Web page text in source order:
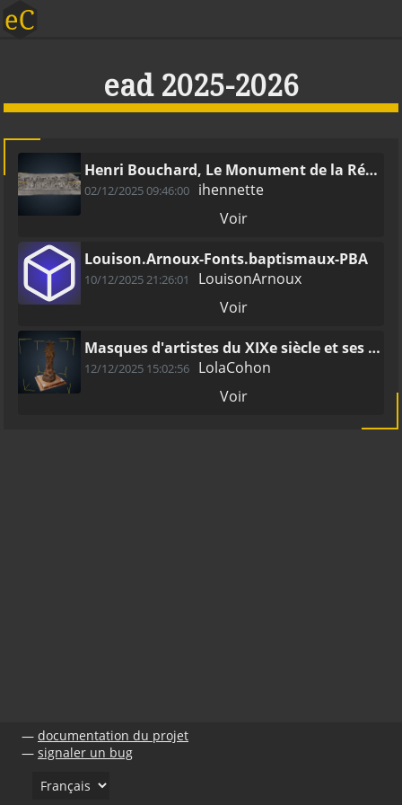
ead 2025-2026
Henri Bouchard, Le Monument de la Réformation de Genève
02/12/2025 09:46:00
ihennette
Voir
Louison.Arnoux-Fonts.baptismaux-PBA
10/12/2025 21:26:01
LouisonArnoux
Voir
Masques d'artistes du XIXe siècle et ses contemporains, Bloch Armand, 1913
12/12/2025 15:02:56
LolaCohon
Voir
documentation du projet
signaler un bug